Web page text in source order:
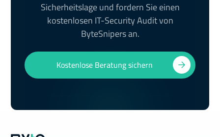
Sicherheitslage und fordern Sie einen
kostenlosen IT-Security Audit von
ByteSnipers an.
Kostenlose Beratung sichern